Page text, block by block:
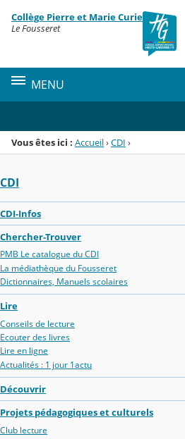
Menu de la rubrique
Contenu
Collège Pierre et Marie Curie
Le Fousseret
MENU
Vous êtes ici : Accueil›CDI ›
CDI
CDI-Infos
Chercher-Trouver
PMB Le catalogue du CDI
La médiathèque du Fousseret
Dictionnaires, Manuels scolaires
Lire
Conseils de lecture
Ecouter des livres
Lire en ligne
Actualités : 1 jour 1actu
Découvrir
Projets pédagogiques et culturels
Club lecture